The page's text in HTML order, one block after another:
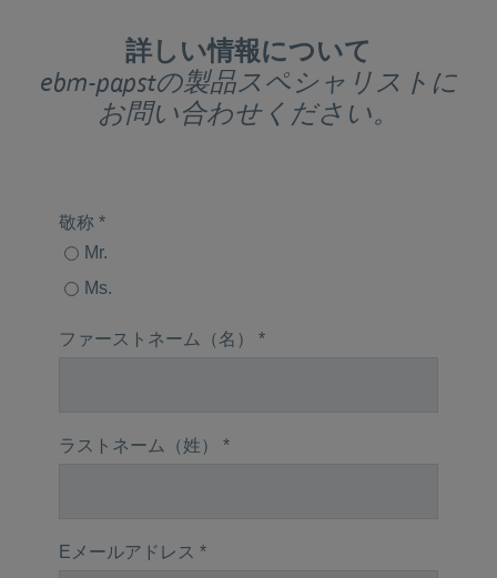
詳しい情報について
ebm-papstの製品スペシャリストに
お問い合わせください。